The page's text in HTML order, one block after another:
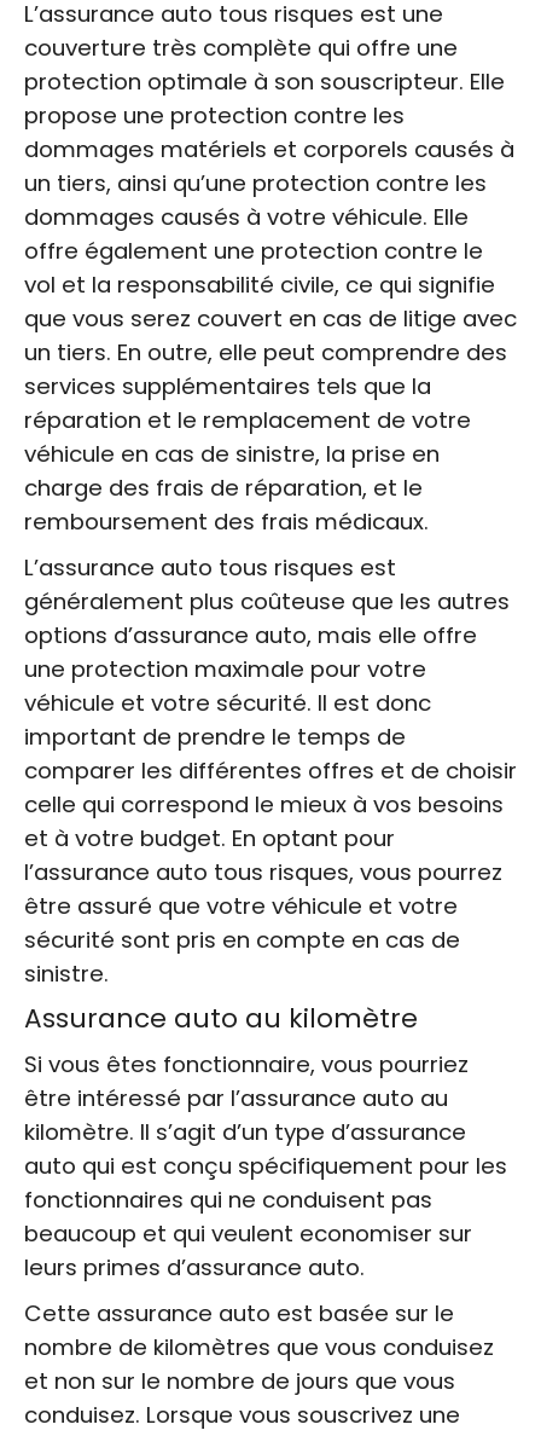
L’assurance auto tous risques est une
couverture très complète qui offre une
protection optimale à son souscripteur. Elle
propose une protection contre les
dommages matériels et corporels causés à
un tiers, ainsi qu’une protection contre les
dommages causés à votre véhicule. Elle
offre également une protection contre le
vol et la responsabilité civile, ce qui signifie
que vous serez couvert en cas de litige avec
un tiers. En outre, elle peut comprendre des
services supplémentaires tels que la
réparation et le remplacement de votre
véhicule en cas de sinistre, la prise en
charge des frais de réparation, et le
remboursement des frais médicaux.
L’assurance auto tous risques est
généralement plus coûteuse que les autres
options d’assurance auto, mais elle offre
une protection maximale pour votre
véhicule et votre sécurité. Il est donc
important de prendre le temps de
comparer les différentes offres et de choisir
celle qui correspond le mieux à vos besoins
et à votre budget. En optant pour
l’assurance auto tous risques, vous pourrez
être assuré que votre véhicule et votre
sécurité sont pris en compte en cas de
sinistre.
Assurance auto au kilomètre
Si vous êtes fonctionnaire, vous pourriez
être intéressé par l’assurance auto au
kilomètre. Il s’agit d’un type d’assurance
auto qui est conçu spécifiquement pour les
fonctionnaires qui ne conduisent pas
beaucoup et qui veulent economiser sur
leurs primes d’assurance auto.
Cette assurance auto est basée sur le
nombre de kilomètres que vous conduisez
et non sur le nombre de jours que vous
conduisez. Lorsque vous souscrivez une